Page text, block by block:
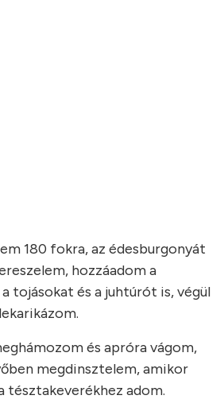
180 fokra, az édesburgonyát
hozzáadom a
tojásokat és a juhtúrót is, végül
és apróra vágom,
megdinsztelem, amikor
tésztakeverékhez adom.